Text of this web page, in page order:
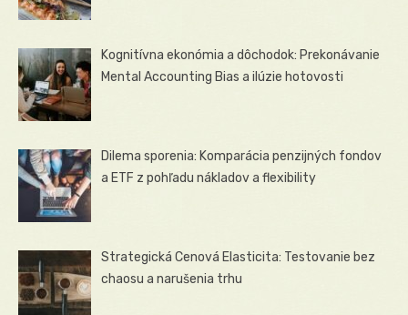
Kognitívna ekonómia a dôchodok: Prekonávanie
Mental Accounting Bias a ilúzie hotovosti
Dilema sporenia: Komparácia penzijných fondov
a ETF z pohľadu nákladov a flexibility
Strategická Cenová Elasticita: Testovanie bez
chaosu a narušenia trhu